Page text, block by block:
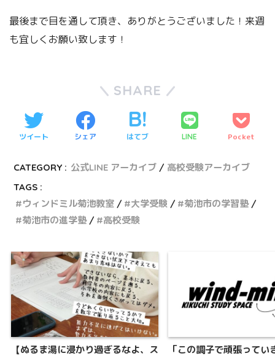
最後まで目を通して頂き、ありがとうございました！来週
も宜しくお願い致します！
SHARE
ツイート シェア はてブ LINE Pocket
CATEGORY : 公式LINE アーカイブ
高校受験アーカイブ
TAGS :
ウィンドミル菊池教室
大学受験
菊池市の学習塾
菊池市の進学塾
高校受験
【ぬるま湯に浸かり過ぎるなよ、ス 「この調子で頑張ってい